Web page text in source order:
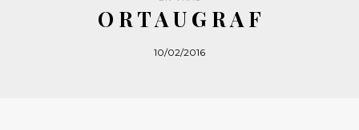
O R T A U G R A F
10/02/2016